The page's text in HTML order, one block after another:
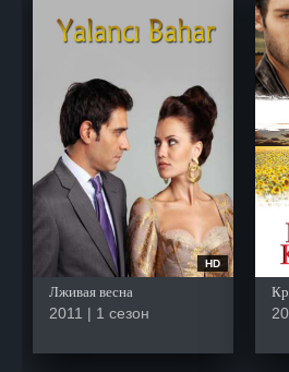
HD
Лживая весна
2011 | 1 сезон